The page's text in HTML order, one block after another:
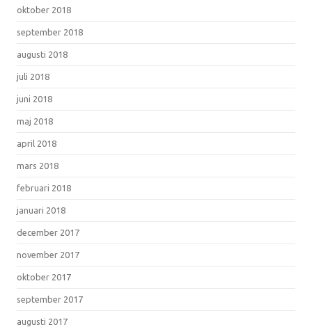
oktober 2018
september 2018
augusti 2018
juli 2018
juni 2018
maj 2018
april 2018
mars 2018
februari 2018
januari 2018
december 2017
november 2017
oktober 2017
september 2017
augusti 2017